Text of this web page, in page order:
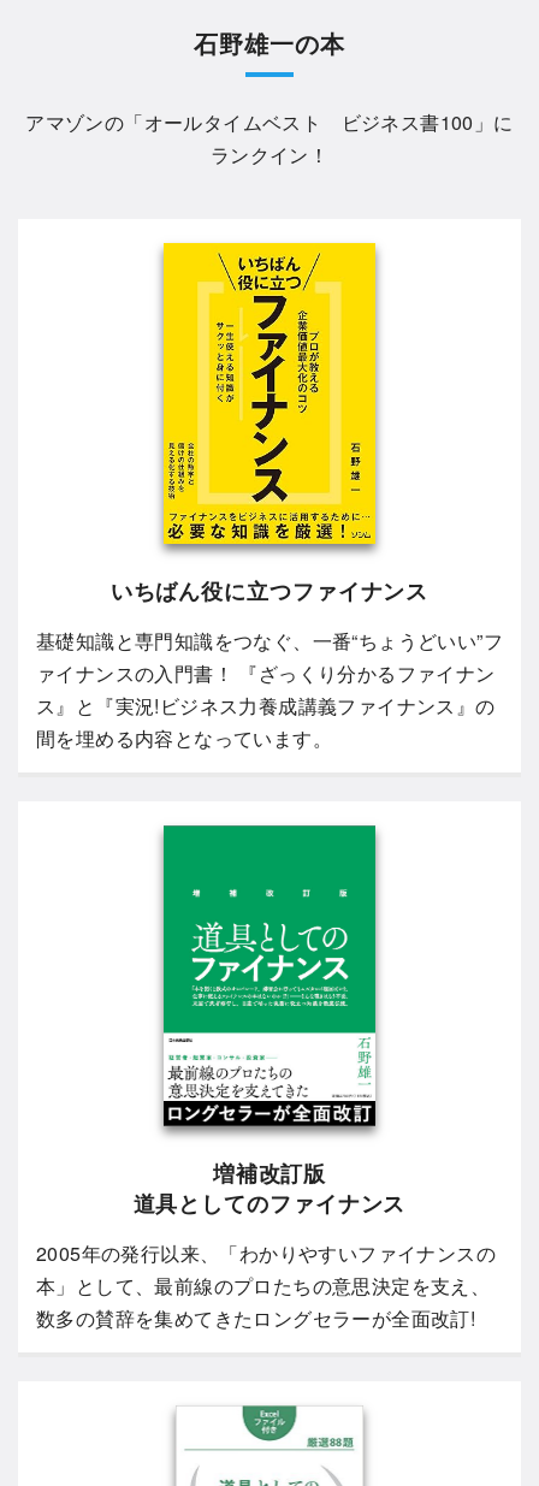
石野雄一の本
アマゾンの「オールタイムベスト ビジネス書100 」に
ランクイン！
いちばん役に立つファイナンス
基礎知識と専門知識をつなぐ、一番“ちょうどいい”フ
ァイナンスの入門書！ 『ざっくり分かるファイナン
ス』と『実況!ビジネス力養成講義ファイナンス』の
間を埋める内容となっています。
増補改訂版
道具としてのファイナンス
2005年の発行以来、「わかりやすいファイナンスの
本」として、最前線のプロたちの意思決定を支え、
数多の賛辞を集めてきたロングセラーが全面改訂!